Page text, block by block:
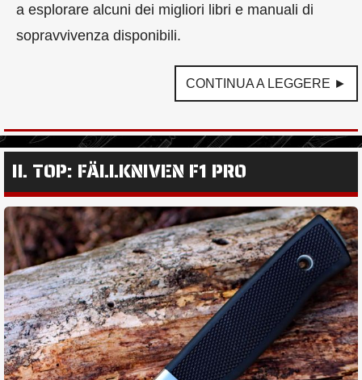
a esplorare alcuni dei migliori libri e manuali di
sopravvivenza disponibili.
CONTINUA A LEGGERE ►
IL TOP: FÄLLKNIVEN F1 PRO